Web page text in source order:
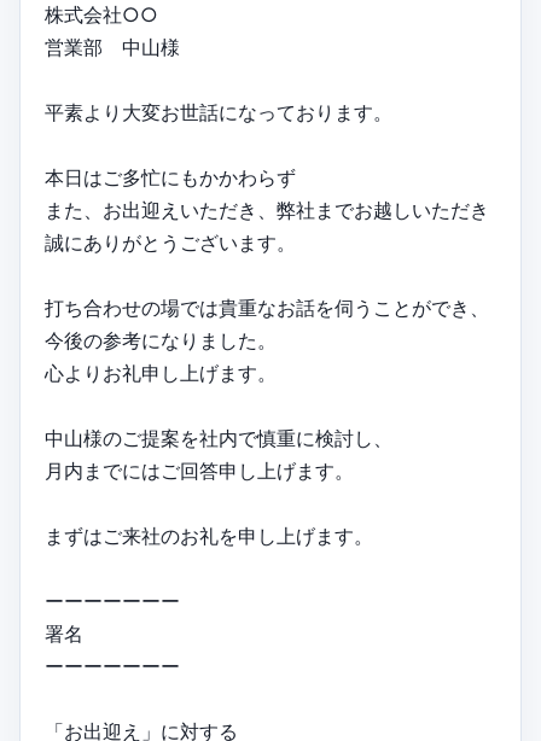
株式会社○○
営業部 中山様
平素より大変お世話になっております。
本日はご多忙にもかかわらず
また、お出迎えいただき、弊社までお越しいただき
誠にありがとうございます。
打ち合わせの場では貴重なお話を伺うことができ、
今後の参考になりました。
心よりお礼申し上げます。
中山様のご提案を社内で慎重に検討し、
月内までにはご回答申し上げます。
まずはご来社のお礼を申し上げます。
ーーーーーーー
署名
ーーーーーーー
「お出迎え」に対する